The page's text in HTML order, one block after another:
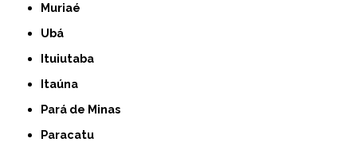
Muriaé
Ubá
Ituiutaba
Itaúna
Pará de Minas
Paracatu